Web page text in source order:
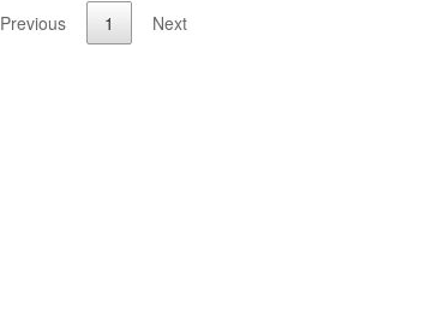
Previous 1 Next